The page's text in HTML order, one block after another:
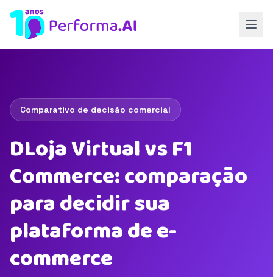
Comparativo de decisão comercial
DLoja Virtual vs F1
Commerce: comparação
para decidir sua
plataforma de e-
commerce